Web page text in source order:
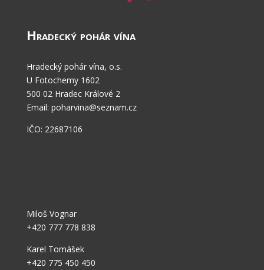
Hradecký pohár vína
Hradecký pohár vína, o.s.
U Fotochemy 1602
500 02 Hradec Králové 2
Email: poharvina@seznam.cz
IČO: 22687106
Miloš Vognar
+420 777 778 838
Karel Tomášek
+420 775 450 450